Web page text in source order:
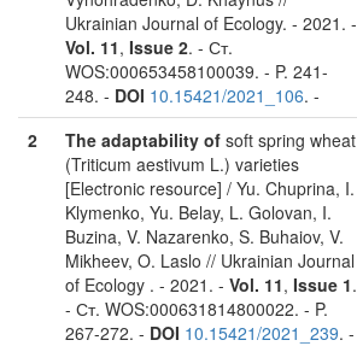
Ukrainian Journal of Ecology. - 2021. -
Vol. 11, Issue 2. - Ст.
WOS:000653458100039. - P. 241-
248. - DOI 10.15421/2021_106. -
2 The adaptability of soft spring wheat
(Triticum aestivum L.) varieties
[Electronic resource] / Yu. Chuprina, I.
Klymenko, Yu. Belay, L. Golovan, I.
Buzina, V. Nazarenko, S. Buhaiov, V.
Mikheev, O. Laslo // Ukrainian Journal
of Ecology . - 2021. - Vol. 11, Issue 1.
- Ст. WOS:000631814800022. - P.
267-272. - DOI 10.15421/2021_239. -